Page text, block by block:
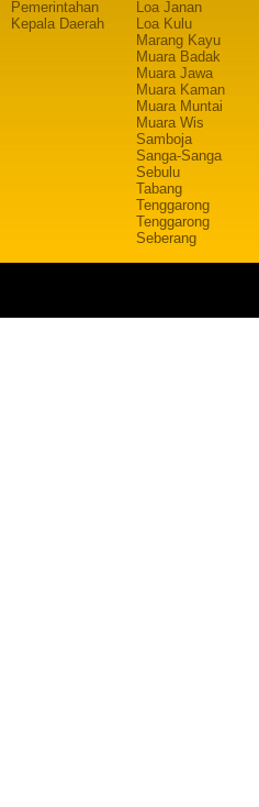
Pemerintahan
Kepala Daerah
Loa Janan
Loa Kulu
Marang Kayu
Muara Badak
Muara Jawa
Muara Kaman
Muara Muntai
Muara Wis
Samboja
Sanga-Sanga
Sebulu
Tabang
Tenggarong
Tenggarong
Seberang